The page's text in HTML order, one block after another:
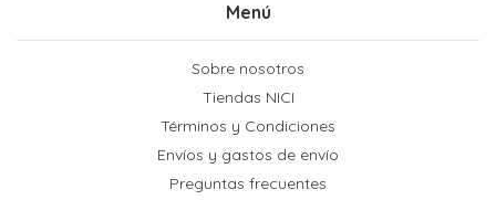
Menú
Sobre nosotros
Tiendas NICI
Términos y Condiciones
Envíos y gastos de envío
Preguntas frecuentes